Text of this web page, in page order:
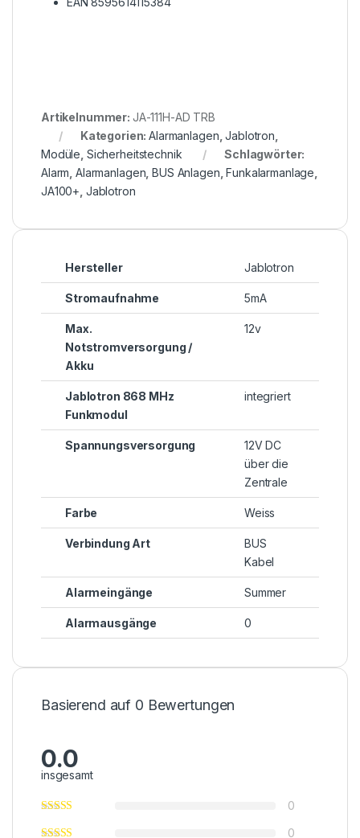
Artikelnummer: JA-111H-AD TRB
Kategorien:Alarmanlagen ,Jablotron
Modüle Sicherheitstechnik
Schlagwörter:
Alarm ,Alarmanlagen ,BUS Anlagen ,Funkalarmanlage
JA100+ Jablotron
Hersteller Jablotron
Stromaufnahme 5mA
Max.
Notstromversorgung /
Akku
12v
Jablotron 868 MHz
Funkmodul
integriert
Spannungsversorgung
12V DC
über die
Zentrale
Farbe Weiss
Verbindung Art
BUS
Kabel
Alarmeingänge Summer
Alarmausgänge 0
Basierend auf 0 Bewertungen
0.0
insgesamt
0
0